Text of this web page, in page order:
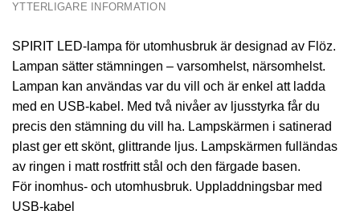
YTTERLIGARE INFORMATION
SPIRIT LED-lampa för utomhusbruk är designad av Flöz.
Lampan sätter stämningen – varsomhelst, närsomhelst.
Lampan kan användas var du vill och är enkel att ladda
med en USB-kabel. Med två nivåer av ljusstyrka får du
precis den stämning du vill ha. Lampskärmen i satinerad
plast ger ett skönt, glittrande ljus. Lampskärmen fulländas
av ringen i matt rostfritt stål och den färgade basen.
För inomhus- och utomhusbruk. Uppladdningsbar med
USB-kabel